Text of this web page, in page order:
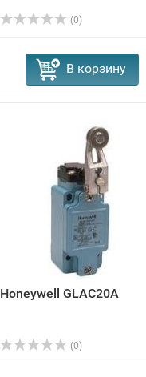
(0)
В корзину
Honeywell GLAC20A
(0)